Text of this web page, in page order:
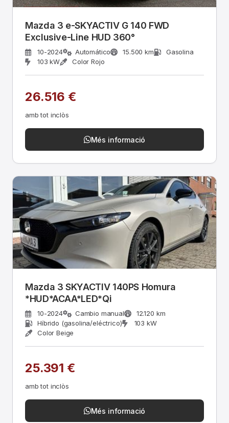
Mazda 3 e-SKYACTIV G 140 FWD
Exclusive-Line HUD 360°
10-2024 Automático 15.500 km
Gasolina
103 kW
Color Rojo
26.516 €
amb tot inclòs
Més informació
Mazda 3 SKYACTIV 140PS Homura
*HUD*ACAA*LED*Qi
10-2024 Cambio manual
12.120 km
Híbrido (gasolina/eléctrico)
103 kW
Color Beige
25.391 €
amb tot inclòs
Més informació